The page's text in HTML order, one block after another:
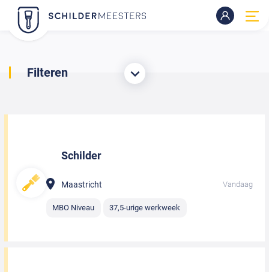
Filteren
Schilder
Maastricht Vandaag
MBO Niveau 37,5-urige werkweek